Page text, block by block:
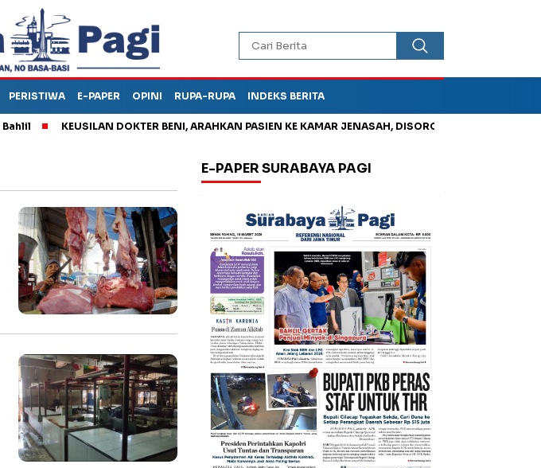
PERISTIWA E-PAPER OPINI RUPA-RUPA INDEKS BERITA
KEUSILAN DOKTER BENI, ARAHKAN PASIEN KE KAMAR JENASAH, DISOROT
E-PAPER SURABAYA PAGI